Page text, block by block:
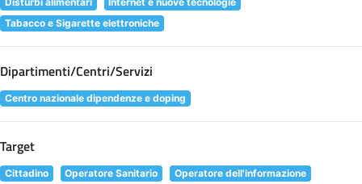
Tabacco e Sigarette elettroniche
Dipartimenti/Centri/Servizi
Centro nazionale dipendenze e doping
Target
Cittadino Operatore Sanitario Operatore dell'informazione